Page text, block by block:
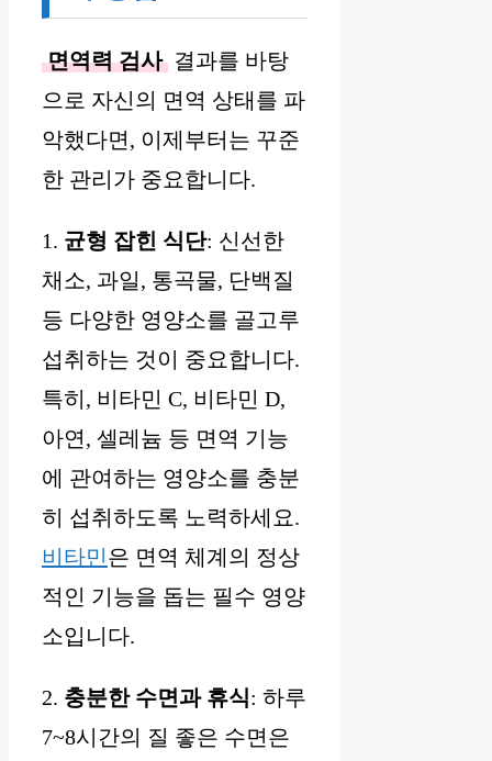
면역력 검사 결과를 바탕
으로 자신의 면역 상태를 파
악했다면, 이제부터는 꾸준
한 관리가 중요합니다.
1. 균형 잡힌 식단: 신선한
채소, 과일, 통곡물, 단백질
등 다양한 영양소를 골고루
섭취하는 것이 중요합니다.
특히, 비타민 C, 비타민 D,
아연, 셀레늄 등 면역 기능
에 관여하는 영양소를 충분
히 섭취하도록 노력하세요.
비타민은 면역 체계의 정상
적인 기능을 돕는 필수 영양
소입니다.
2. 충분한 수면과 휴식: 하루
7~8시간의 질 좋은 수면은